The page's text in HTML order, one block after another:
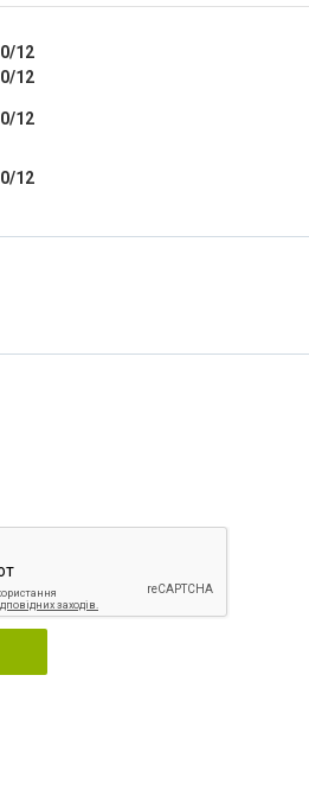
0/12
0/12
0/12
0/12